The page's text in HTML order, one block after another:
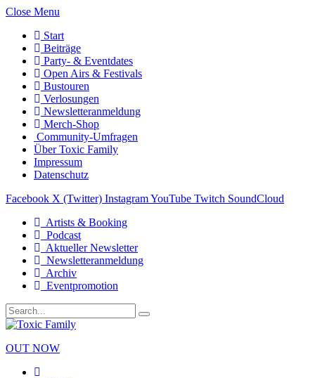
Close Menu
Start
Beiträge
Party- & Eventdates
Open Airs & Festivals
Bustouren
Verlosungen
Newsletteranmeldung
Merch-Shop
Community-Umfragen
Über Toxic Family
Impressum
Datenschutz
Facebook X (Twitter) InstagramYouTube Twitch SoundCloud
Artists & Booking
Podcast
Aktueller Newsletter
Newsletteranmeldung
Archiv
Eventpromotion
OUT NOW